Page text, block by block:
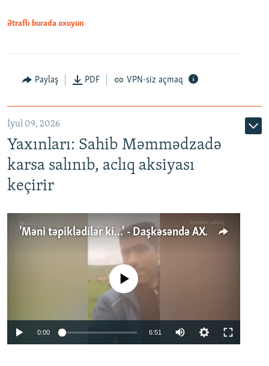
Ətraflı burada oxuyun
Paylaş PDF VPN-siz açmaq
İyul 09, 2026
Yaxınları: Sahib Məmmədzadə
karsa salınıb, aclıq aksiyası
keçirir
'Məni təpiklədilər ki...' - Daşkəsəndə AXCP fəalının yaxınları onun həbsinə etiraz edirlər
No media source currently available
0:00 6:51